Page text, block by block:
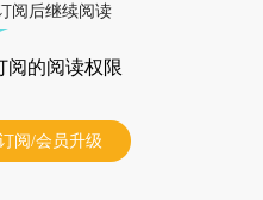
阅后继续阅读
阅的阅读权限
阅/会员升级